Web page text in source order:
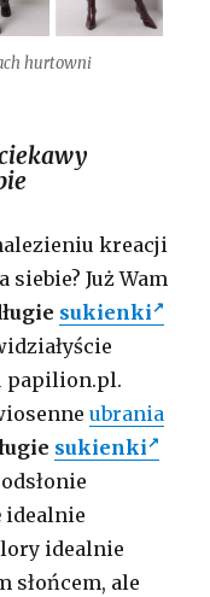
hurtowni
kreacji
Już Wam
sukienki
papilion.pl.
ubrania
sukienki
idealnie
idealnie
słońcem, ale